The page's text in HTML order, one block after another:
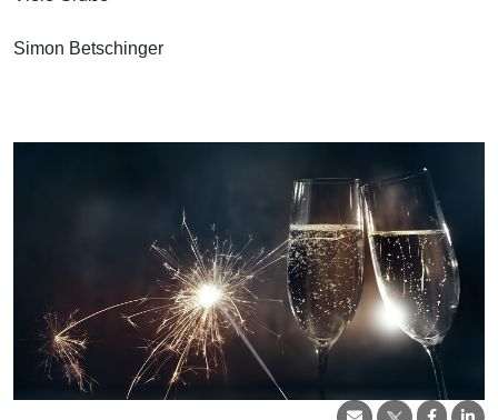
Simon Betschinger